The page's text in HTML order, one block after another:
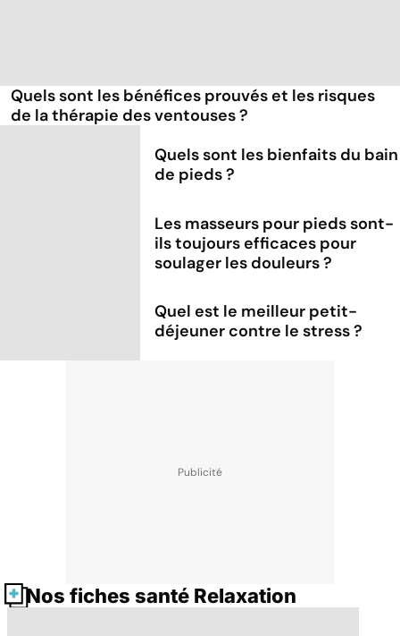
Quels sont les bénéfices prouvés et les risques
de la thérapie des ventouses ?
Quels sont les bienfaits du bain
de pieds ?
Les masseurs pour pieds sont-
ils toujours efficaces pour
soulager les douleurs ?
Quel est le meilleur petit-
déjeuner contre le stress ?
Nos fiches santé Relaxation